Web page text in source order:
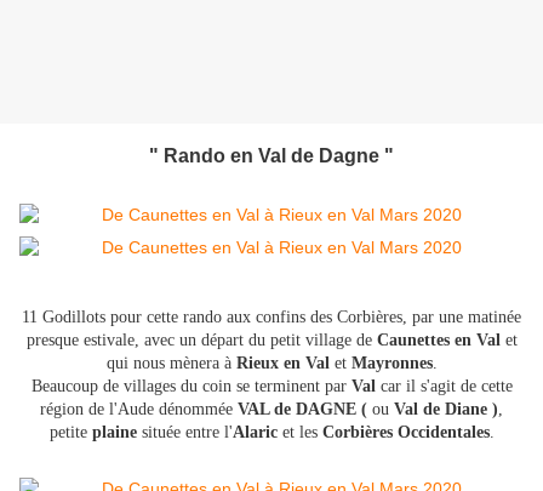
" Rando en Val de Dagne "
11 Godillots pour cette rando aux confins des Corbières, par une matinée
presque estivale, avec un départ du petit village de Caunettes en Val et
qui nous mènera àRieux en Val et Mayronnes.
Beaucoup de villages du coin se terminent par Valcar il s'agit de cette
région de l'Aude dénommée VAL de DAGNE ( ou Val de Diane ),
petiteplainesituée entre l'Alaricet les Corbières Occidentales.